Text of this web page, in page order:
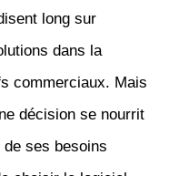
long sur
dans la
commerciaux. Mais
décision se nourrit
de ses besoins